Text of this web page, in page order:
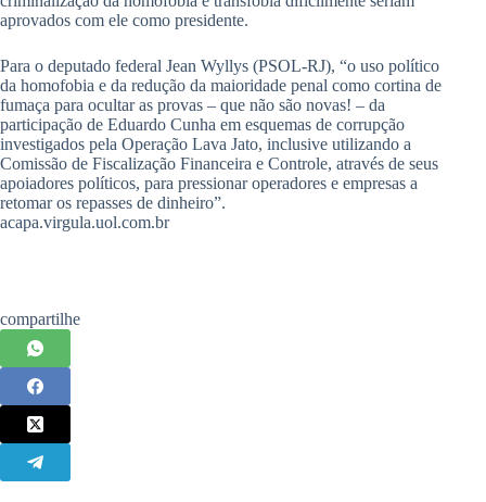
aprovados com ele como presidente.
Para o deputado federal Jean Wyllys (PSOL-RJ), “o uso político
da homofobia e da redução da maioridade penal como cortina de
fumaça para ocultar as provas – que não são novas! – da
participação de Eduardo Cunha em esquemas de corrupção
investigados pela Operação Lava Jato, inclusive utilizando a
Comissão de Fiscalização Financeira e Controle, através de seus
apoiadores políticos, para pressionar operadores e empresas a
retomar os repasses de dinheiro”.
acapa.virgula.uol.com.br
compartilhe